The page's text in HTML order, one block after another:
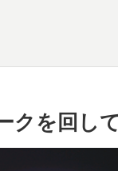
を回して